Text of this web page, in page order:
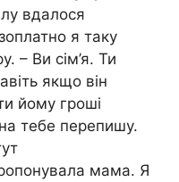
вдалося
я таку
– Ви сім’я. Ти
якщо він
йому гроші
тебе перепишу.
мама. Я